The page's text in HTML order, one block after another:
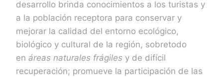
desarrollo brinda conocimientos a los turistas y
a la población receptora para conservar y
mejorar la calidad del entorno ecológico,
biológico y cultural de la región, sobretodo
en áreas naturales frágiles y de difícil
recuperación; promueve la participación de las